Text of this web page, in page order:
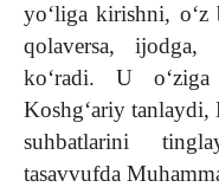
yoʻliga kirishni,
qolaversa, ijodga,
koʻradi. U
Koshgʻariy
suhbatlarini
tasavvufda